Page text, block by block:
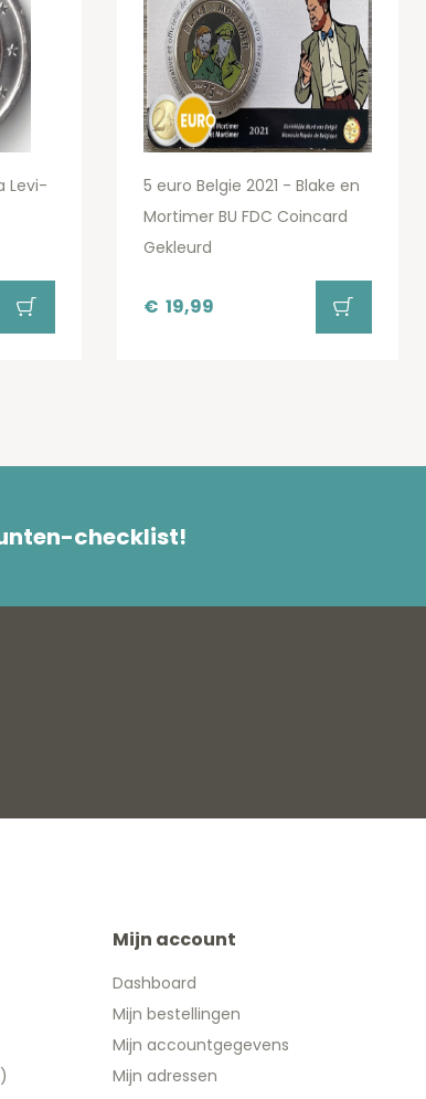
Levi-
5 euro Belgie 2021 - Blake en
Mortimer BU FDC Coincard
Gekleurd
€ 19,99
checklist!
Mijn account
Dashboard
Mijn bestellingen
Mijn accountgegevens
Mijn adressen